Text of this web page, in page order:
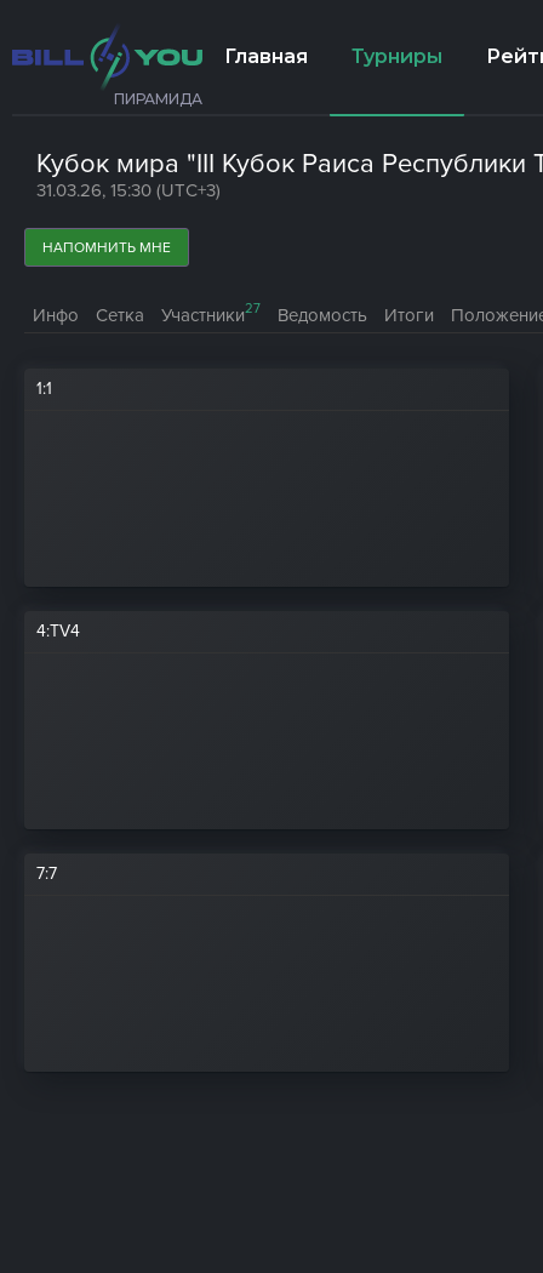
ПИРАМИДА
Главная Турниры
Кубок мира "III Кубок Раиса Республики
31.03.26, 15:30 (UTC+3)
НАПОМНИТЬ МНЕ
Инфо Сетка Участники27 Ведомость Итоги
1:1
4:TV4
7:7